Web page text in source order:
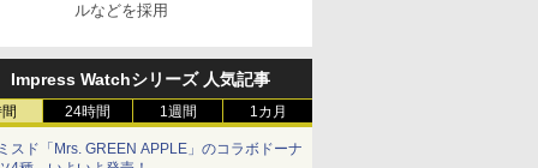
ルなどを採用
Impress Watchシリーズ 人気記事
24時間 1週間 1カ月
スド「Mrs. GREEN APPLE」のコラボドーナ